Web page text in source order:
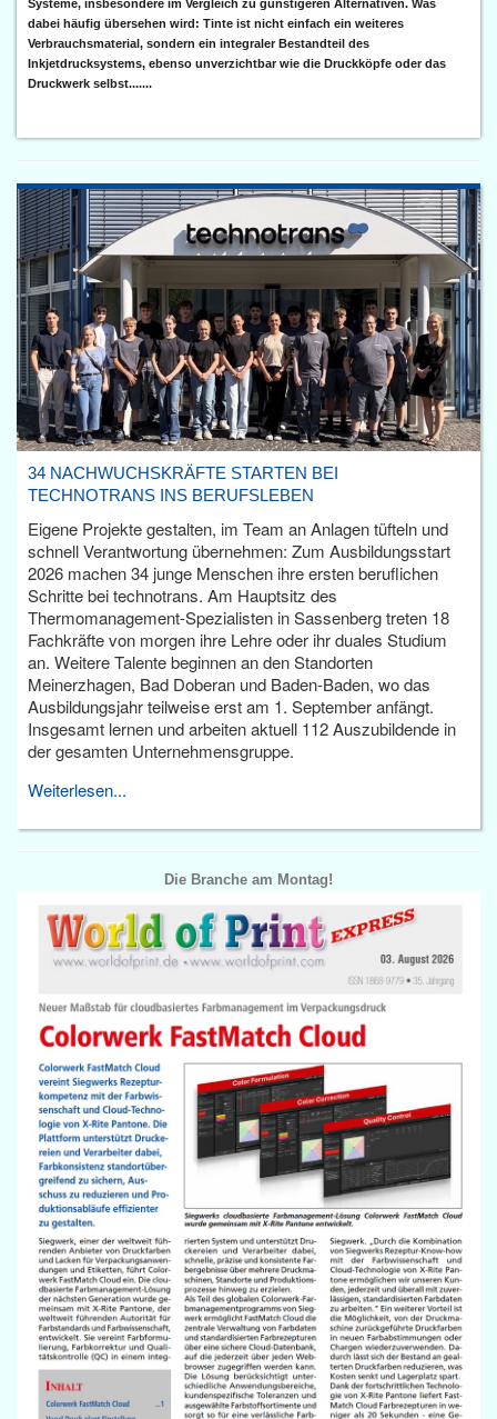
Systeme, insbesondere im Vergleich zu günstigeren Alternativen. Was
dabei häufig übersehen wird: Tinte ist nicht einfach ein weiteres
Verbrauchsmaterial, sondern ein integraler Bestandteil des
Inkjetdrucksystems, ebenso unverzichtbar wie die Druckköpfe oder das
Druckwerk selbst.......
34 NACHWUCHSKRÄFTE STARTEN BEI
TECHNOTRANS INS BERUFSLEBEN
Eigene Projekte gestalten, im Team an Anlagen tüfteln und
schnell Verantwortung übernehmen: Zum Ausbildungsstart
2026 machen 34 junge Menschen ihre ersten beruflichen
Schritte bei technotrans. Am Hauptsitz des
Thermomanagement-Spezialisten in Sassenberg treten 18
Fachkräfte von morgen ihre Lehre oder ihr duales Studium
an. Weitere Talente beginnen an den Standorten
Meinerzhagen, Bad Doberan und Baden-Baden, wo das
Ausbildungsjahr teilweise erst am 1. September anfängt.
Insgesamt lernen und arbeiten aktuell 112 Auszubildende in
der gesamten Unternehmensgruppe.
Weiterlesen...
Die Branche am Montag!